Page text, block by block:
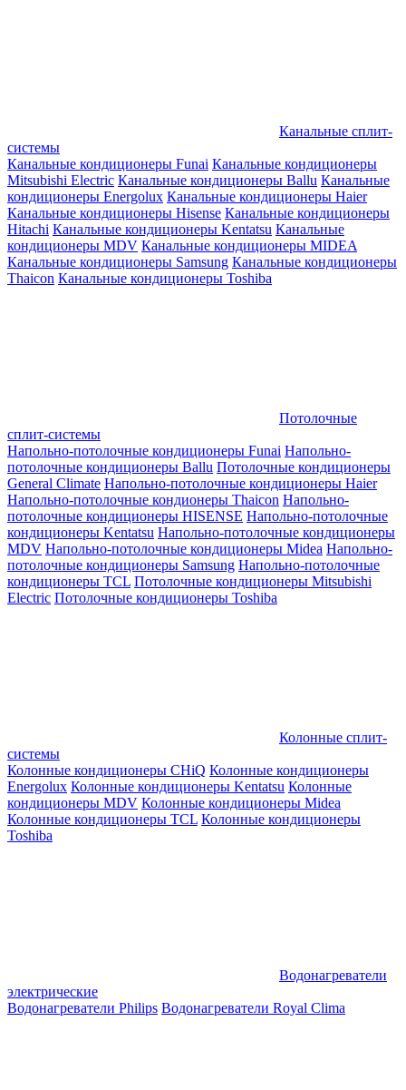
Канальные сплит-
системы
Канальные кондиционеры Funai Канальные кондиционеры
Mitsubishi Electric Канальные кондиционеры Ballu Канальные
кондиционеры Energolux Канальные кондиционеры Haier
Канальные кондиционеры Hisense Канальные кондиционеры
Hitachi Канальные кондиционеры Kentatsu Канальные
кондиционеры MDV Канальные кондиционеры MIDEA
Канальные кондиционеры Samsung Канальные кондиционеры
Thaicon Канальные кондиционеры Toshiba
Потолочные
сплит-системы
Напольно-потолочные кондиционеры Funai Напольно-
потолочные кондиционеры Ballu Потолочные кондиционеры
General Climate Напольно-потолочные кондиционеры Haier
Напольно-потолочные кондионеры Thaicon Напольно-
потолочные кондиционеры HISENSE Напольно-потолочные
кондиционеры Kentatsu Напольно-потолочные кондиционеры
MDV Напольно-потолочные кондиционеры Midea Напольно-
потолочные кондиционеры Samsung Напольно-потолочные
кондиционеры TCL Потолочные кондиционеры Mitsubishi
Electric Потолочные кондиционеры Toshiba
Колонные сплит-
системы
Колонные кондиционеры CHiQ Колонные кондиционеры
Energolux Колонные кондиционеры Kentatsu Колонные
кондиционеры MDV Колонные кондиционеры Midea
Колонные кондиционеры TCL Колонные кондиционеры
Toshiba
Водонагреватели
электрические
Водонагреватели Philips Водонагреватели Royal Clima